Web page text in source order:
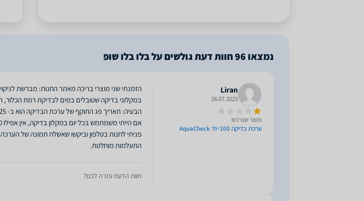
נמצאו 96חוות דעת גולשים על בלו בלו שופ
Liran
26.07.2025
מוצר שנרכש:
ערכת בדיקה 100 יח' AquaCheck
פניתי לחנות בטלפון וביקשו שאשלח תמונה של
חוות הדעת עזרה לכם?